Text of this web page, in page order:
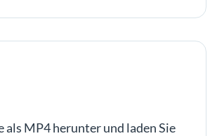
als MP4 herunter und laden Sie